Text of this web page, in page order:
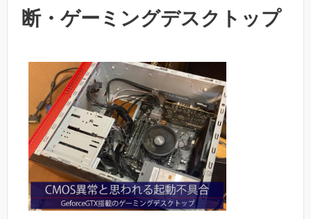
断・ゲーミングデスクトップ